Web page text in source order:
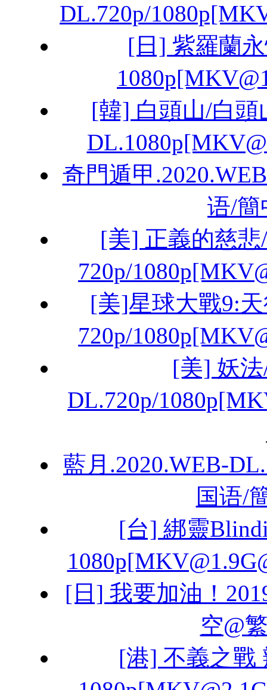
DL.720p/
[日] 紫羅蘭
[韓] 白頭山/白頭
奇門遁甲
语/簡
[美] 正義的慈悲
720p/
[美]星球大戰9:
720p/
[美] 妖
DL.720p/
藍月.2020.WEB-
国语/
[台] 綁靈
[日] 我要加油！
空@
[港] 不義之戰